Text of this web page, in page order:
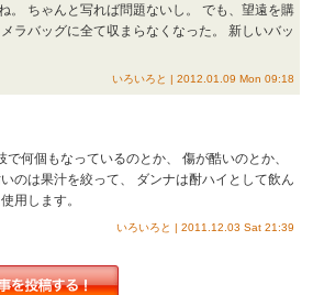
。 ちゃんと写れば問題ないし。 でも、望遠を購
ラバッグに全て収まらなくなった。 新しいバッ
いろいろと | 2012.01.09 Mon 09:18
何個もなっているのとか、 傷が酷いのとか、
のは果汁を絞って、 ダンナは酎ハイとして飲ん
用します。
いろいろと | 2011.12.03 Sat 21:39